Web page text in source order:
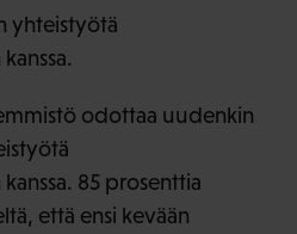
yhteistyötä
odottaa uudenkin
85 prosenttia
että ensi kevään